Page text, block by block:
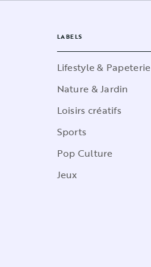
LABELS
Lifestyle & Papeterie
Nature & Jardin
Loisirs créatifs
Sports
Pop Culture
Jeux